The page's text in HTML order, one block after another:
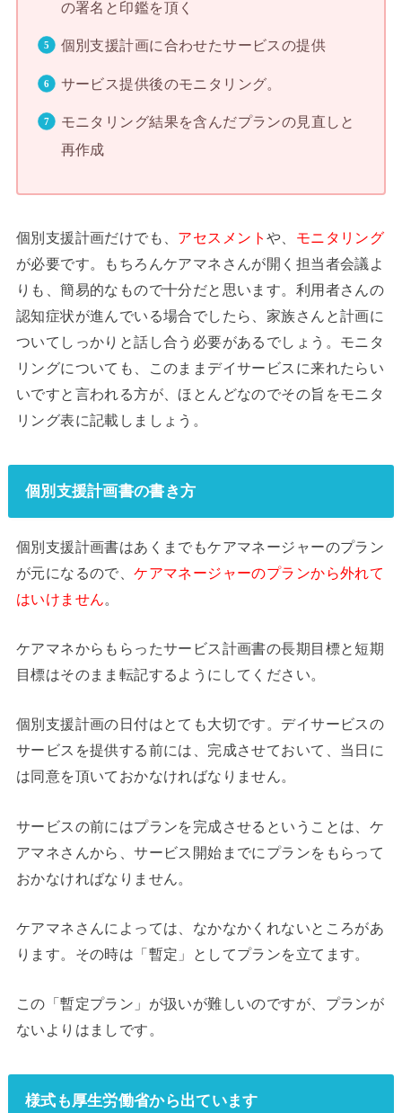
の署名と印鑑を頂く
個別支援計画に合わせたサービスの提供
サービス提供後のモニタリング。
モニタリング結果を含んだプランの見直しと
再作成
個別支援計画だけでも、 アセスメント や、 モニタリング
が必要です。もちろんケアマネさんが開く担当者会議よ
りも、簡易的なもので十分だと思います。利用者さんの
認知症状が進んでいる場合でしたら、家族さんと計画に
ついてしっかりと話し合う必要があるでしょう。モニタ
リングについても、このままデイサービスに来れたらい
いですと言われる方が、ほとんどなのでその旨をモニタ
リング表に記載しましょう。
個別支援計画書の書き方
個別支援計画書はあくまでもケアマネージャーのプラン
が元になるので、ケアマネージャーのプランから外れて
はいけません。
ケアマネからもらったサービス計画書の長期目標と短期
目標はそのまま転記するようにしてください。
個別支援計画の日付はとても大切です。デイサービスの
サービスを提供する前には、完成させておいて、当日に
は同意を頂いておかなければなりません。
サービスの前にはプランを完成させるということは、ケ
アマネさんから、サービス開始までにプランをもらって
おかなければなりません。
ケアマネさんによっては、なかなかくれないところがあ
ります。その時は「暫定」としてプランを立てます。
この「暫定プラン」が扱いが難しいのですが、プランが
ないよりはましです。
様式も厚生労働省から出ています